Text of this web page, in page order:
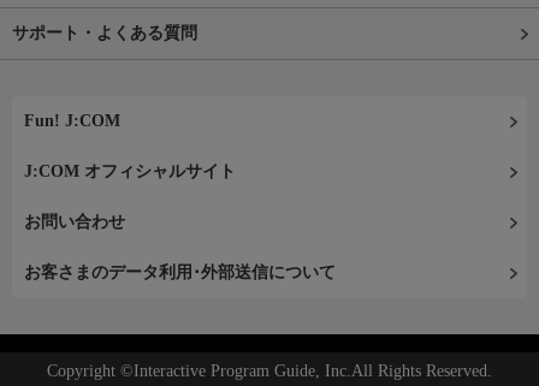
サポート・よくある質問
Fun! J:COM
J:COM オフィシャルサイト
お問い合わせ
お客さまのデータ利用･外部送信について
Copyright ©Interactive Program Guide, Inc.All Rights Reserved.